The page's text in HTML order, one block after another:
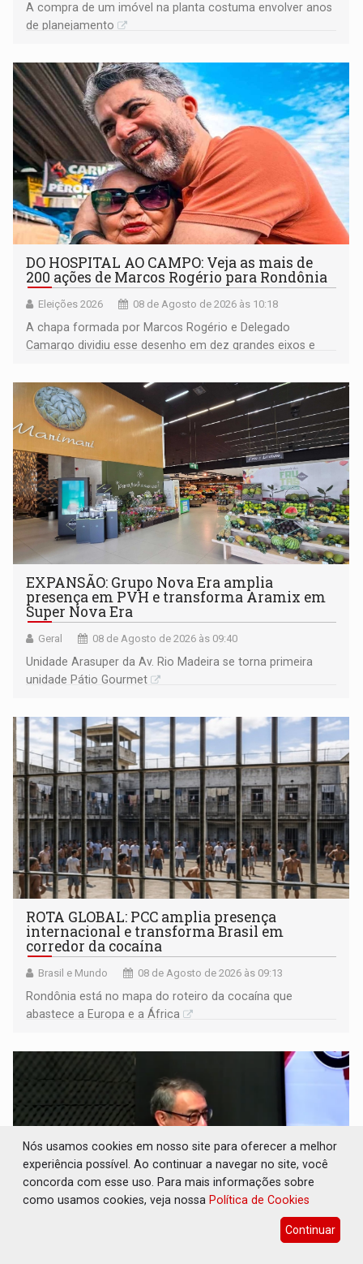
A compra de um imóvel na planta costuma envolver anos
de planejamento
DO HOSPITAL AO CAMPO: Veja as mais de
200 ações de Marcos Rogério para Rondônia
Eleições 2026 08 de Agosto de 2026 às 10:18
A chapa formada por Marcos Rogério e Delegado
Camargo dividiu esse desenho em dez grandes eixos e
EXPANSÃO: Grupo Nova Era amplia
presença em PVH e transforma Aramix em
Super Nova Era
Geral 08 de Agosto de 2026 às 09:40
Unidade Arasuper da Av. Rio Madeira se torna primeira
unidade Pátio Gourmet
ROTA GLOBAL: PCC amplia presença
internacional e transforma Brasil em
corredor da cocaína
Brasil e Mundo 08 de Agosto de 2026 às 09:13
Rondônia está no mapa do roteiro da cocaína que
abastece a Europa e a África
Nós usamos cookies em nosso site para oferecer a melhor
experiência possível. Ao continuar a navegar no site, você
concorda com esse uso. Para mais informações sobre
como usamos cookies, veja nossa Política de Cookies
Continuar